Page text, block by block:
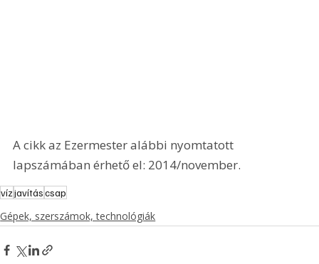
A cikk az Ezermester alábbi nyomtatott
lapszámában érhető el: 2014/november.
vízjavításcsap
Gépek, szerszámok, technológiák